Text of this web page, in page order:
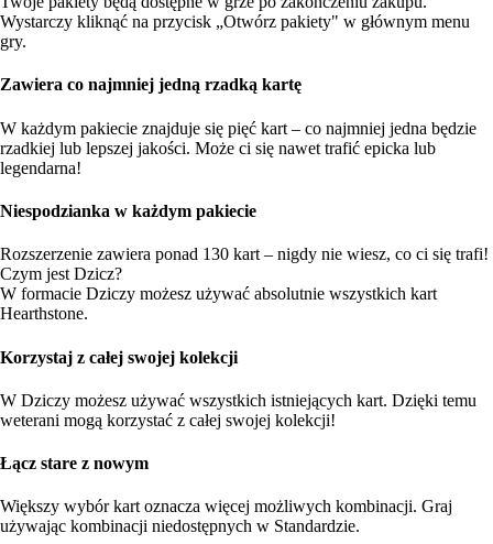
Wystarczy kliknąć na przycisk „Otwórz pakiety" w głównym menu
gry.
Zawiera co najmniej jedną rzadką kartę
W każdym pakiecie znajduje się pięć kart – co najmniej jedna będzie
rzadkiej lub lepszej jakości. Może ci się nawet trafić epicka lub
legendarna!
Niespodzianka w każdym pakiecie
Rozszerzenie zawiera ponad 130 kart – nigdy nie wiesz, co ci się trafi!
Czym jest Dzicz?
W formacie Dziczy możesz używać absolutnie wszystkich kart
Hearthstone.
Korzystaj z całej swojej kolekcji
W Dziczy możesz używać wszystkich istniejących kart. Dzięki temu
weterani mogą korzystać z całej swojej kolekcji!
Łącz stare z nowym
Większy wybór kart oznacza więcej możliwych kombinacji. Graj
używając kombinacji niedostępnych w Standardzie.